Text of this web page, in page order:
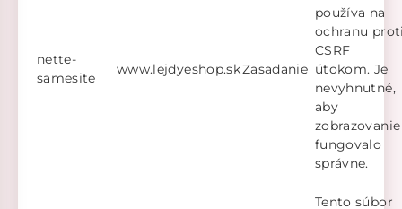
nette-
samesite
www.lejdyeshop.skZasadanie
používa na
ochranu
CSRF
útokom. Je
nevyhnutné,
aby
zobrazovanie
fungovalo
správne.
Tento súbor